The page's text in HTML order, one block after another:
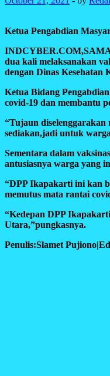
Ketua Pengabdian
dua kali melaksanakan
dengan Dinas
Ketua Bidang
covid-19 dan membantu
“Tujaun
sediakan,jadi untuk
Sementara dalam
antusiasnya warga yang
“DPP Ikapakarti ini kan
memutus mata rantai
“Kedepan DPP
Utara,”pungkasnya.
Penulis:Slamet